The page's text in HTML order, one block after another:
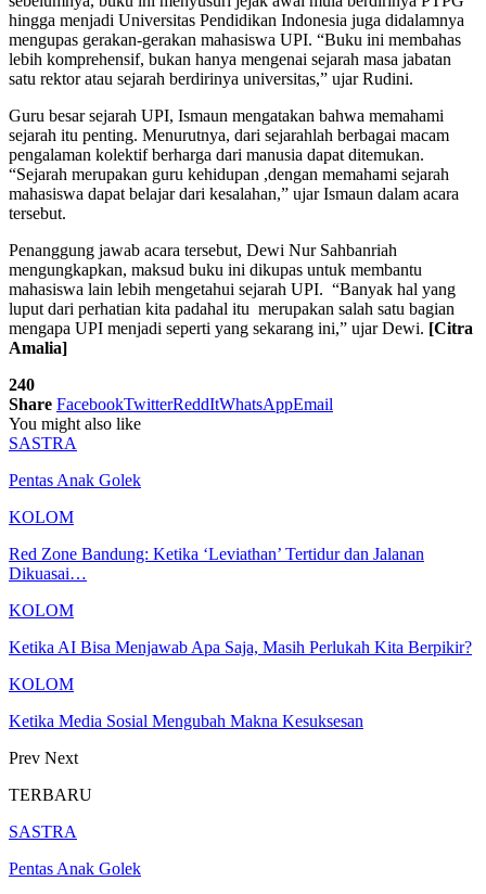
hingga menjadi Universitas Pendidikan Indonesia juga didalamnya
mengupas gerakan-gerakan mahasiswa UPI. “Buku ini membahas
lebih komprehensif, bukan hanya mengenai sejarah masa jabatan
satu rektor atau sejarah berdirinya universitas,” ujar Rudini.
Guru besar sejarah UPI, Ismaun mengatakan bahwa memahami
sejarah itu penting. Menurutnya, dari sejarahlah berbagai macam
pengalaman kolektif berharga dari manusia dapat ditemukan.
“Sejarah merupakan guru kehidupan ,dengan memahami sejarah
mahasiswa dapat belajar dari kesalahan,” ujar Ismaun dalam acara
tersebut.
Penanggung jawab acara tersebut, Dewi Nur Sahbanriah
mengungkapkan, maksud buku ini dikupas untuk membantu
mahasiswa lain lebih mengetahui sejarah UPI. “Banyak hal yang
luput dari perhatian kita padahal itu merupakan salah satu bagian
mengapa UPI menjadi seperti yang sekarang ini,” ujar Dewi. [Citra
Amalia]
240
Share FacebookTwitterReddItWhatsAppEmail
You might also like
SASTRA
Pentas Anak Golek
KOLOM
Red Zone Bandung: Ketika ‘Leviathan’ Tertidur dan Jalanan
Dikuasai…
KOLOM
Ketika AI Bisa Menjawab Apa Saja, Masih Perlukah Kita Berpikir?
KOLOM
Ketika Media Sosial Mengubah Makna Kesuksesan
Prev Next
TERBARU
SASTRA
Pentas Anak Golek